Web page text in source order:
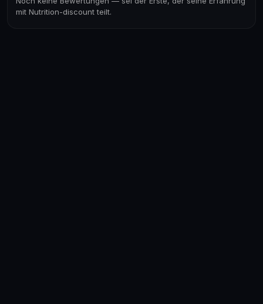
mit Nutrition-discount teilt.